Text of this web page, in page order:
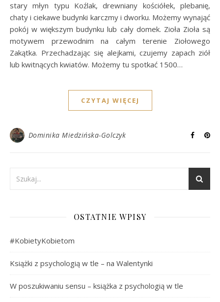
stary młyn typu Koźlak, drewniany kościółek, plebanię,
chaty i ciekawe budynki karczmy i dworku. Możemy wynająć
pokój w większym budynku lub cały domek. Zioła Zioła są
motywem przewodnim na całym terenie Ziołowego
Zakątka. Przechadzając się alejkami, czujemy zapach ziół
lub kwitnących kwiatów. Możemy tu spotkać 1500…
CZYTAJ WIĘCEJ
Dominika Miedzińska-Golczyk
OSTATNIE WPISY
#KobietyKobietom
Książki z psychologią w tle – na Walentynki
W poszukiwaniu sensu – książka z psychologią w tle